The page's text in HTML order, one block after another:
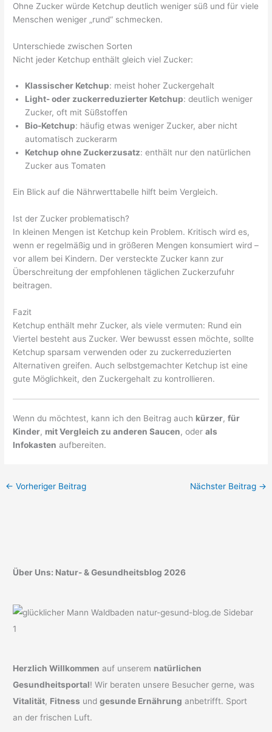
Ohne Zucker würde Ketchup deutlich weniger süß und für viele
Menschen weniger „rund“ schmecken.
Unterschiede zwischen Sorten
Nicht jeder Ketchup enthält gleich viel Zucker:
Klassischer Ketchup: meist hoher Zuckergehalt
Light- oder zuckerreduzierter Ketchup: deutlich weniger
Zucker, oft mit Süßstoffen
Bio-Ketchup: häufig etwas weniger Zucker, aber nicht
automatisch zuckerarm
Ketchup ohne Zuckerzusatz: enthält nur den natürlichen
Zucker aus Tomaten
Ein Blick auf die Nährwerttabelle hilft beim Vergleich.
Ist der Zucker problematisch?
In kleinen Mengen ist Ketchup kein Problem. Kritisch wird es,
wenn er regelmäßig und in größeren Mengen konsumiert wird –
vor allem bei Kindern. Der versteckte Zucker kann zur
Überschreitung der empfohlenen täglichen Zuckerzufuhr
beitragen.
Fazit
Ketchup enthält mehr Zucker, als viele vermuten: Rund ein
Viertel besteht aus Zucker. Wer bewusst essen möchte, sollte
Ketchup sparsam verwenden oder zu zuckerreduzierten
Alternativen greifen. Auch selbstgemachter Ketchup ist eine
gute Möglichkeit, den Zuckergehalt zu kontrollieren.
Wenn du möchtest, kann ich den Beitrag auch kürzer,für
Kinder, mit Vergleich zu anderen Saucen, oderals
Infokasten aufbereiten.
← Vorheriger Beitrag Nächster Beitrag →
Über Uns: Natur- & Gesundheitsblog 2026
Herzlich Willkommen auf unserem natürlichen
Gesundheitsportal! Wir beraten unsere Besucher gerne, was
Vitalität, Fitness undgesunde Ernährung anbetrifft. Sport
an der frischen Luft.